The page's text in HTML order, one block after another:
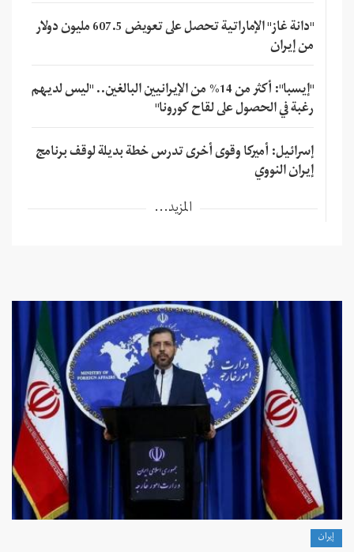
"دانة غاز" الإماراتية تحصل على تعويض 607.5 مليون دولار
من إيران
"إيسبا": أكثر من 14% من الإيرانيين البالغين.. "ليس لديهم
رغبة في الحصول على لقاح كورونا"
إسرائيل: أميركا وقوى أخرى تدرس خطة بديلة لوقف برنامج
إيران النووي
المزيد...
إيران